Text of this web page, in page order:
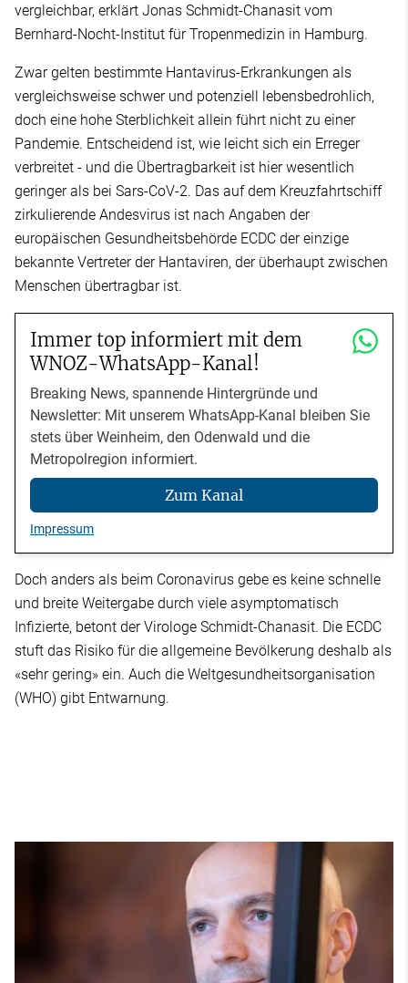
vergleichbar, erklärt Jonas Schmidt-Chanasit vom
Bernhard-Nocht-Institut für Tropenmedizin in Hamburg.
Zwar gelten bestimmte Hantavirus-Erkrankungen als
vergleichsweise schwer und potenziell lebensbedrohlich,
doch eine hohe Sterblichkeit allein führt nicht zu einer
Pandemie. Entscheidend ist, wie leicht sich ein Erreger
verbreitet - und die Übertragbarkeit ist hier wesentlich
geringer als bei Sars-CoV-2. Das auf dem Kreuzfahrtschiff
zirkulierende Andesvirus ist nach Angaben der
europäischen Gesundheitsbehörde ECDC der einzige
bekannte Vertreter der Hantaviren, der überhaupt zwischen
Menschen übertragbar ist.
Immer top informiert mit dem
WNOZ-WhatsApp-Kanal!
Breaking News, spannende Hintergründe und
Newsletter: Mit unserem WhatsApp-Kanal bleiben Sie
stets über Weinheim, den Odenwald und die
Metropolregion informiert.
Zum Kanal
Impressum
Doch anders als beim Coronavirus gebe es keine schnelle
und breite Weitergabe durch viele asymptomatisch
Infizierte, betont der Virologe Schmidt-Chanasit. Die ECDC
stuft das Risiko für die allgemeine Bevölkerung deshalb als
«sehr gering» ein. Auch die Weltgesundheitsorganisation
(WHO) gibt Entwarnung.